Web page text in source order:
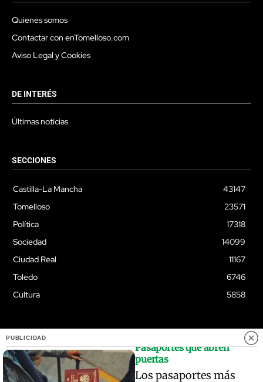
Quienes somos
Contactar con enTomelloso.com
Aviso Legal y Cookies
DE INTERÉS
Últimas noticias
SECCIONES
Castilla-La Mancha
43147
Tomelloso
23571
Política
17318
Sociedad
14099
Ciudad Real
11167
Toledo
6746
Cultura
5858
© Quixoteus
PUBLICIDAD
Pasaportes que abren
puertas
Los pasaportes más